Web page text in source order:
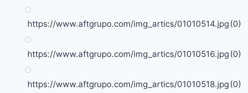
https://www.aftgrupo.com/img_artics/01010514.jpg (0)
https://www.aftgrupo.com/img_artics/01010516.jpg (0)
https://www.aftgrupo.com/img_artics/01010518.jpg (0)